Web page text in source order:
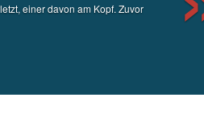
einer davon am Kopf. Zuvor